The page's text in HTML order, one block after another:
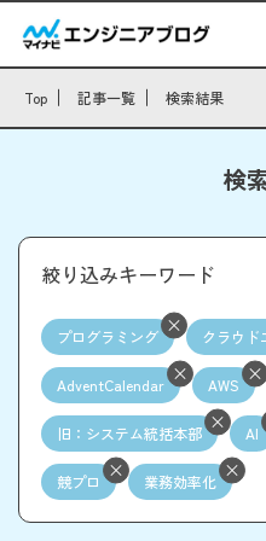
Top 記事一覧 検索結果
検
絞り込みキーワード
プログラミング クラウド
AdventCalendar AWS
旧：システム統括本部 AI
競プロ 業務効率化